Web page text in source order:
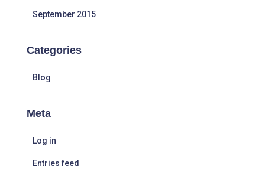
September 2015
Categories
Blog
Meta
Log in
Entries feed